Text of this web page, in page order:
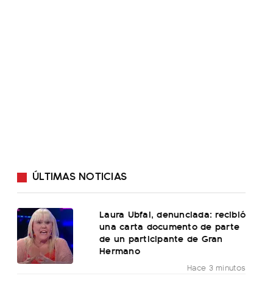
ÚLTIMAS NOTICIAS
Laura Ubfal, denunciada: recibió
una carta documento de parte
de un participante de Gran
Hermano
Hace 3 minutos